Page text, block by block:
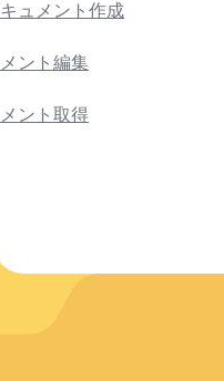
ュメント作成
ント編集
ント取得